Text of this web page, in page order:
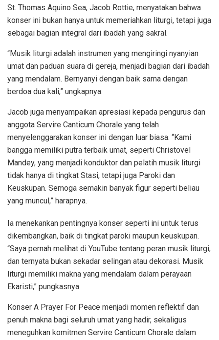
St. Thomas Aquino Sea, Jacob Rottie, menyatakan bahwa
konser ini bukan hanya untuk memeriahkan liturgi, tetapi juga
sebagai bagian integral dari ibadah yang sakral.
“Musik liturgi adalah instrumen yang mengiringi nyanyian
umat dan paduan suara di gereja, menjadi bagian dari ibadah
yang mendalam. Bernyanyi dengan baik sama dengan
berdoa dua kali,” ungkapnya.
Jacob juga menyampaikan apresiasi kepada pengurus dan
anggota Servire Canticum Chorale yang telah
menyelenggarakan konser ini dengan luar biasa. “Kami
bangga memiliki putra terbaik umat, seperti Christovel
Mandey, yang menjadi konduktor dan pelatih musik liturgi
tidak hanya di tingkat Stasi, tetapi juga Paroki dan
Keuskupan. Semoga semakin banyak figur seperti beliau
yang muncul,” harapnya.
Ia menekankan pentingnya konser seperti ini untuk terus
dikembangkan, baik di tingkat paroki maupun keuskupan.
“Saya pernah melihat di YouTube tentang peran musik liturgi,
dan ternyata bukan sekadar selingan atau dekorasi. Musik
liturgi memiliki makna yang mendalam dalam perayaan
Ekaristi,” pungkasnya.
Konser A Prayer For Peace menjadi momen reflektif dan
penuh makna bagi seluruh umat yang hadir, sekaligus
meneguhkan komitmen Servire Canticum Chorale dalam